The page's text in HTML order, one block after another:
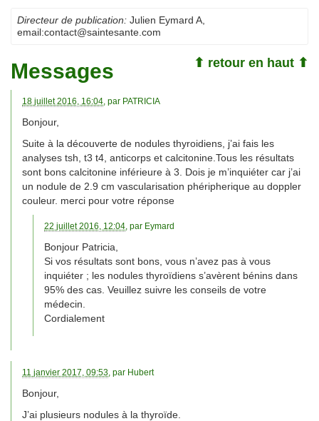
Directeur de publication: Julien Eymard A
email:contact@saintesante.com
⬆ retour en haut ⬆
Messages
18 juillet 2016, 16:04, par PATRICIA
Bonjour,
Suite à la découverte de nodules thyroidiens, j’ai fais les
analyses tsh, t3 t4, anticorps et calcitonine.Tous les résultats
sont bons calcitonine inférieure à 3. Dois je m’inquiéter car j’ai
un nodule de 2.9 cm vascularisation phéripherique au doppler
couleur. merci pour votre réponse
22 juillet 2016, 12:04, par Eymard
Bonjour Patricia,
Si vos résultats sont bons, vous n’avez pas à vous
inquiéter ; les nodules thyroïdiens s’avèrent bénins dans
95% des cas. Veuillez suivre les conseils de votre
médecin.
Cordialement
11 janvier 2017, 09:53, par Hubert
Bonjour,
J’ai plusieurs nodules à la thyroïde.